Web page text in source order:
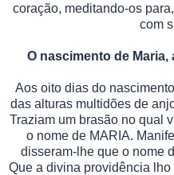
coração, meditando-os
com
O nascimento de Maria,
Aos oito dias do
das alturas multidões de
Traziam um brasão no qual
o nome de MARIA.
disseram-lhe que o nome
Que a divina providência